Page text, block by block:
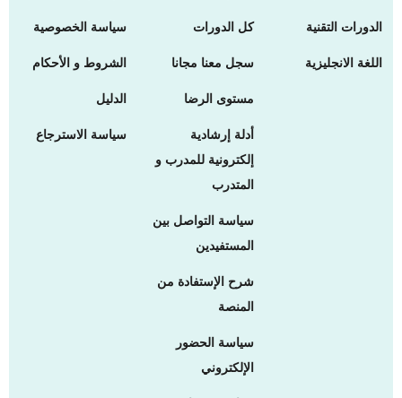
الدورات التقنية
اللغة الانجليزية
كل الدورات
سجل معنا مجانا
مستوى الرضا
أدلة إرشادية
إلكترونية للمدرب و
المتدرب
سياسة التواصل بين
المستفيدين
شرح الإستفادة من
المنصة
سياسة الحضور
الإلكتروني
سياسة الخصوصية
الشروط و الأحكام
الدليل
سياسة الاسترجاع